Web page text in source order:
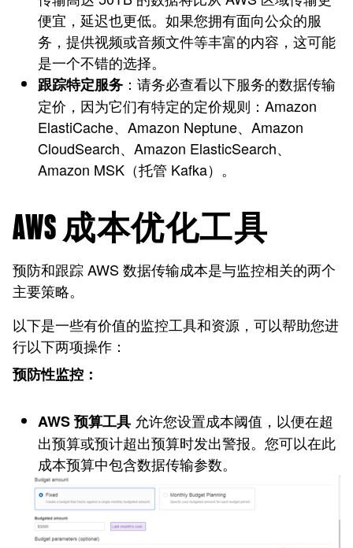
便宜，延迟也更低。如果您拥有面向公众的服
务，提供视频或音频文件等丰富的内容，这可能
是一个不错的选择。
跟踪特定服务 ：请务必查看以下服务的数据传输
定价，因为它们有特定的定价规则：Amazon
ElastiCache、Amazon Neptune、Amazon
CloudSearch、Amazon ElasticSearch、
Amazon MSK（托管 Kafka）。
AWS 成本优化工具
预防和跟踪 AWS 数据传输成本是与监控相关的两个
主要策略。
以下是一些有价值的监控工具和资源，可以帮助您进
行以下两项操作：
预防性监控：
AWS 预算工具 允许您设置成本阈值，以便在超
出预算或预计超出预算时发出警报。您可以在此
成本预算中包含数据传输参数。